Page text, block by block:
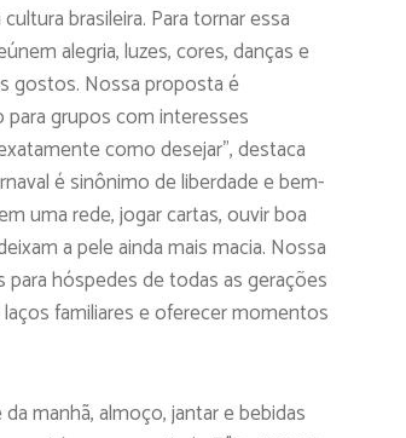
brasileira. Para tornar essa
alegria, luzes, cores, danças e
gostos. Nossa proposta é
grupos com interesses
como desejar”, destaca
é sinônimo de liberdade e bem-
uma rede, jogar cartas, ouvir boa
a pele ainda mais macia. Nossa
hóspedes de todas as gerações
familiares e oferecer momentos
manhã, almoço, jantar e bebidas